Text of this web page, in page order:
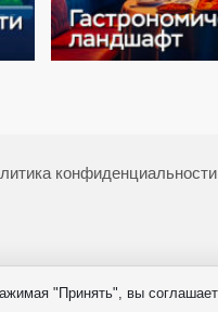
конфиденциальности
"Принять", вы